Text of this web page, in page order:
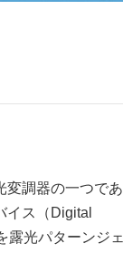
変調器の一つであ
イス（Digital
露光パターンジェ